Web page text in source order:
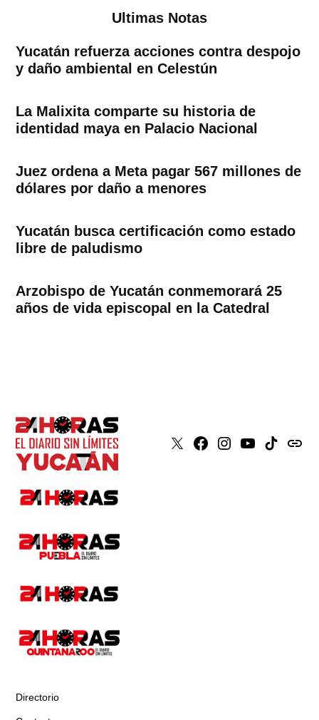
Ultimas Notas
Yucatán refuerza acciones contra despojo
y daño ambiental en Celestún
La Malixita comparte su historia de
identidad maya en Palacio Nacional
Juez ordena a Meta pagar 567 millones de
dólares por daño a menores
Yucatán busca certificación como estado
libre de paludismo
Arzobispo de Yucatán conmemorará 25
años de vida episcopal en la Catedral
X Faceboook
Instagram
YoutubeTiktokissuu
Directorio